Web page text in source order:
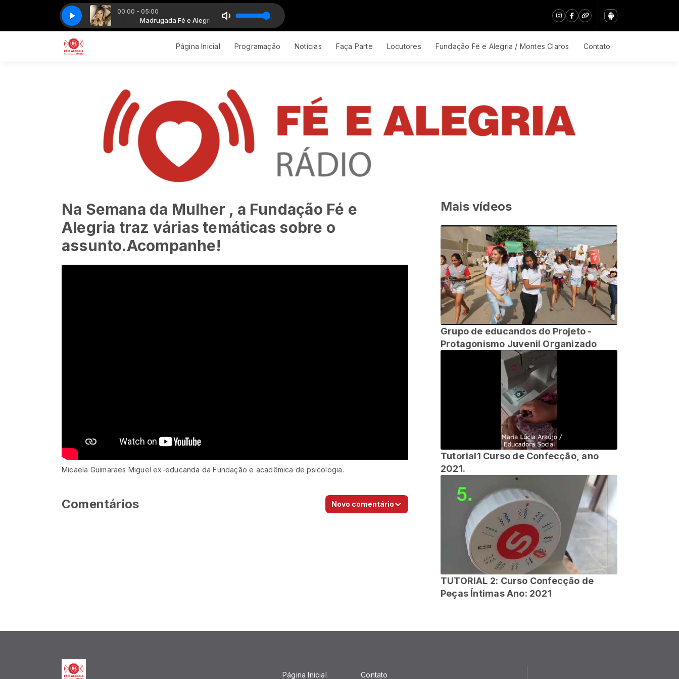
00:00 - 05:00
Madrugada Fé e Alegria Madrugada Fé e Alegria
GABI LUTHAI - FEITO BOBA GABI LUTHAI - FEITO BOBA
Página Inicial Programação Notícias Faça Parte Locutores Fundação Fé e Alegria / Montes Claros Contato
Na Semana da Mulher , a Fundação Fé e
Alegria traz várias temáticas sobre o
assunto.Acompanhe!
Mais vídeos
Grupo de educandos do Projeto -
Protagonismo Juvenil Organizado
Tutorial1 Curso de Confecção, ano
2021.
TUTORIAL 2: Curso Confecção de
Peças Íntimas Ano: 2021
Micaela Guimaraes Miguel ex-educanda da Fundação e acadêmica de psicologia.
Comentários Novo comentário
Página Inicial Contato